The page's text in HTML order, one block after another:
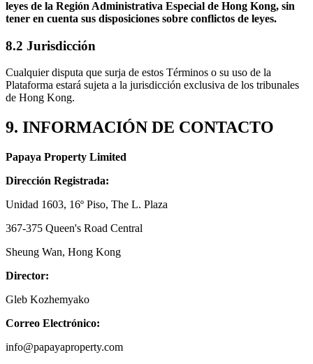
leyes de la Región Administrativa Especial de Hong Kong, sin
tener en cuenta sus disposiciones sobre conflictos de leyes.
8.2 Jurisdicción
Cualquier disputa que surja de estos Términos o su uso de la
Plataforma estará sujeta a la jurisdicción exclusiva de los tribunales
de Hong Kong.
9. INFORMACIÓN DE CONTACTO
Papaya Property Limited
Dirección Registrada:
Unidad 1603, 16º Piso, The L. Plaza
367-375 Queen's Road Central
Sheung Wan, Hong Kong
Director:
Gleb Kozhemyako
Correo Electrónico:
info@papayaproperty.com